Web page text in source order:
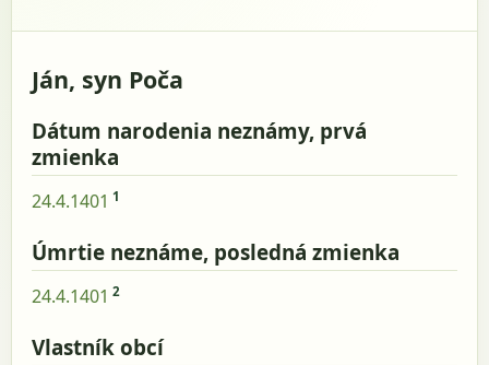
Ján, syn Poča
Dátum narodenia neznámy, prvá
zmienka
24.4.1401 1
Úmrtie neznáme, posledná zmienka
24.4.1401 2
Vlastník obcí